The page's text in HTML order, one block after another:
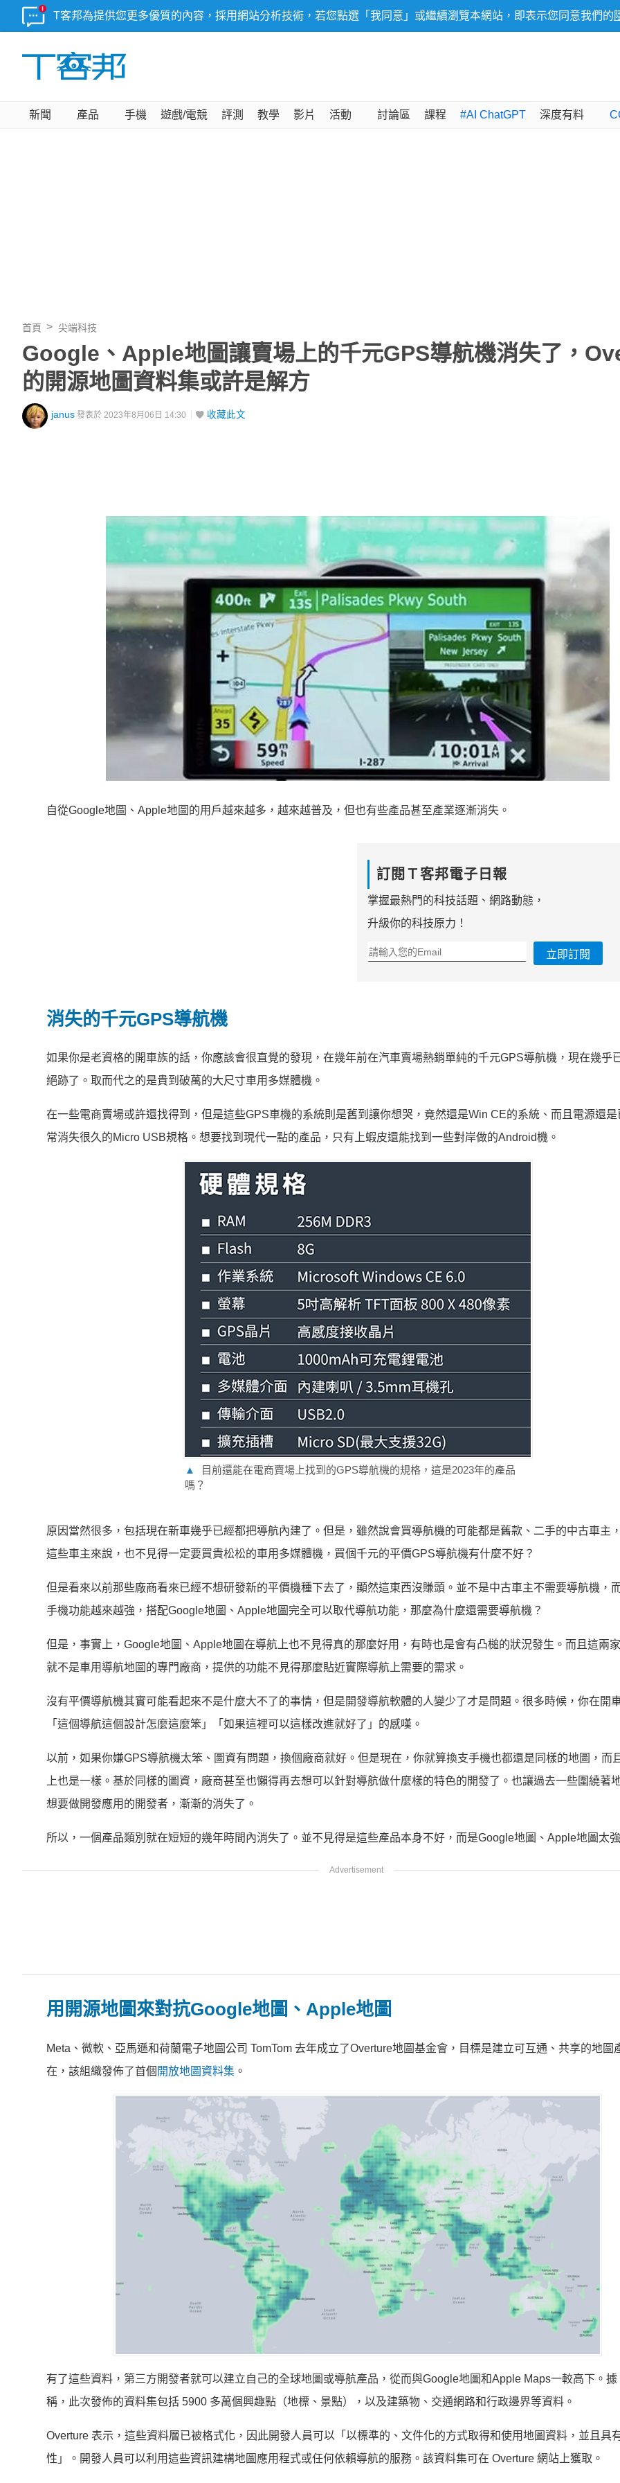
T客邦為提供您更多優質的內容，採用網站分析技術，若您點選「我同意」或繼續瀏覽本網站，即表示您同意我們的
新聞 產品 手機 遊戲/電競 評測 教學 影片 活動 討論區 課程 #AI ChatGPT 深度有料
首頁 尖端科技
Google、Apple地圖讓賣場上的千元GPS導航機消失了，
的開源地圖資料集或許是解方
janus 發表於 2023年8月06日 14:30 收藏此文
自從Google地圖、Apple地圖的用戶越來越多，越來越普及，但也有些產品甚至產業逐漸消失。
訂閱Ｔ客邦電子日報
掌握最熱門的科技話題、網路動態，
升級你的科技原力！
立即訂閱
消失的千元GPS導航機
如果你是老資格的開車族的話，你應該會很直覺的發現，在幾年前在汽車賣場熱銷單純的千元GPS導航機，現在幾乎
絕跡了。取而代之的是貴到破萬的大尺寸車用多媒體機。
在一些電商賣場或許還找得到，但是這些GPS車機的系統則是舊到讓你想哭，竟然還是Win CE的系統、而且電源還是
常消失很久的Micro USB規格。想要找到現代一點的產品，只有上蝦皮還能找到一些對岸做的Android機。
▲
目前還能在電商賣場上找到的GPS導航機的規格，這是2023年的產品
嗎？
原因當然很多，包括現在新車幾乎已經都把導航內建了。但是，雖然說會買導航機的可能都是舊款、二手的中古車主
這些車主來說，也不見得一定要買貴松松的車用多媒體機，買個千元的平價GPS導航機有什麼不好？
但是看來以前那些廠商看來已經不想研發新的平價機種下去了，顯然這東西沒賺頭。並不是中古車主不需要導航機，
手機功能越來越強，搭配Google地圖、Apple地圖完全可以取代導航功能，那麼為什麼還需要導航機？
但是，事實上，Google地圖、Apple地圖在導航上也不見得真的那麼好用，有時也是會有凸槌的狀況發生。而且這兩
就不是車用導航地圖的專門廠商，提供的功能不見得那麼貼近實際導航上需要的需求。
沒有平價導航機其實可能看起來不是什麼大不了的事情，但是開發導航軟體的人變少了才是問題。很多時候，你在開
「這個導航這個設計怎麼這麼笨」「如果這裡可以這樣改進就好了」的感嘆。
以前，如果你嫌GPS導航機太笨、圖資有問題，換個廠商就好。但是現在，你就算換支手機也都還是同樣的地圖，而
上也是一樣。基於同樣的圖資，廠商甚至也懶得再去想可以針對導航做什麼樣的特色的開發了。也讓過去一些圍繞著
想要做開發應用的開發者，漸漸的消失了。
所以，一個產品類別就在短短的幾年時間內消失了。並不見得是這些產品本身不好，而是Google地圖、Apple地圖太強
用開源地圖來對抗Google地圖、Apple地圖
Meta、微軟、亞馬遜和荷蘭電子地圖公司 TomTom 去年成立了Overture地圖基金會，目標是建立可互通、共享的地圖
在，該組織發佈了首個 開放地圖資料集 。
有了這些資料，第三方開發者就可以建立自己的全球地圖或導航產品，從而與Google地圖和Apple Maps一較高下。據
稱，此次發佈的資料集包括 5900 多萬個興趣點（地標、景點），以及建築物、交通網路和行政邊界等資料。
Overture 表示，這些資料層已被格式化，因此開發人員可以「以標準的、文件化的方式取得和使用地圖資料，並且具
性」。開發人員可以利用這些資訊建構地圖應用程式或任何依賴導航的服務。該資料集可在 Overture 網站上獲取。